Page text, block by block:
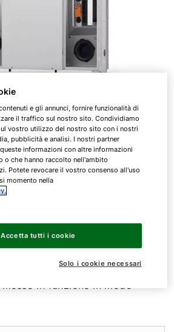
sintesi:
di ventilazione, regolabile in
tre possibilità di
a parete o sotto il
è plug-and-play e può
in funzione in modo
e gli annunci, fornire funzionalità di
il traffico sul nostro sito. Condividiamo
vostro utilizzo del nostro sito con i nostri
pubblicità e analisi. I nostri partner
informazioni con altre informazioni
o che hanno raccolto nell'ambito
Potete revocare il vostro consenso all'uso
momento nella
Solo i cookie necessari
Accetta tutti i cookie